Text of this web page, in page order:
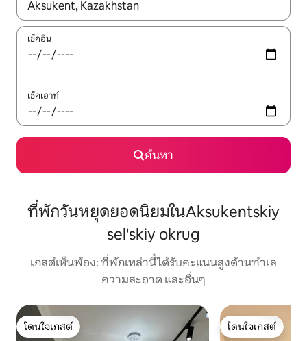
ใช้ลูกศรขึ้นลง หรือใช้การสัมผัสหรือปัด เพื่อสำรวจผลการค้นหา
เช็คอิน
เช็คเอาท์
ค้นหา
ที่พักวันหยุดยอดนิยมในAksukentskiy
sel'skiy okrug
เกสต์เห็นพ้อง: ที่พักเหล่านี้ได้รับคะแนนสูงด้านทำเล
ความสะอาด และอื่นๆ
โดนใจเกสต์
โดนใจเกสต์
โดนใจเกสต์
โดนใจเกสต์